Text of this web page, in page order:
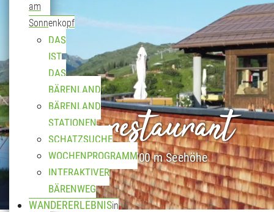
am
Sonnenkopf
DAS
IST
DAS
BÄRENLAND
BÄRENLAND
STATIONEN
SCHATZSUCHE
WOCHENPROGRAMM
INTERAKTIVER
BÄRENWEG
WANDERERLEBNISin
Bergrestaurant
Genuss auf 1.700 m Seehöhe